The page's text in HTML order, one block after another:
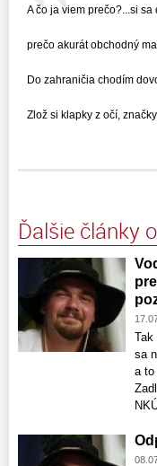
A čo ja viem prečo?...si sa
prečo akurát obchodný
Do zahraničia chodím
Zlož si klapky z očí, značky
Ďalšie články
Tak
sa
a to